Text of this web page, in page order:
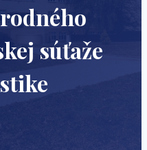
súťaže